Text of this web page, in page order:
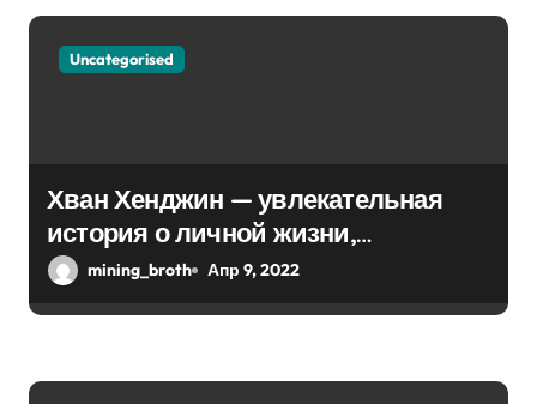
м
Uncategorised
Хван Хенджин — увлекательная
история о личной жизни,
биографии и впечатляющей
mining_broth Апр 9, 2022